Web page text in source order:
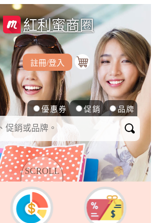
紅利蜜商圈
註冊/登入
SCROLL
優惠券 促銷 品牌